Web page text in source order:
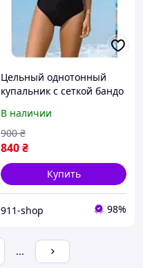
Цельный однотонный
купальник с сеткой бандо
В наличии
840₴
900 ₴
Купить
911-shop 98%
...